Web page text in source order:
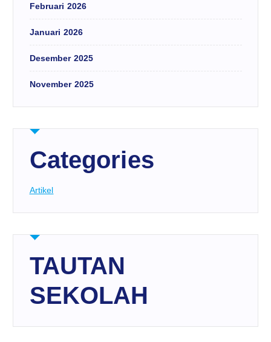
Februari 2026
Januari 2026
Desember 2025
November 2025
Categories
Artikel
TAUTAN
SEKOLAH